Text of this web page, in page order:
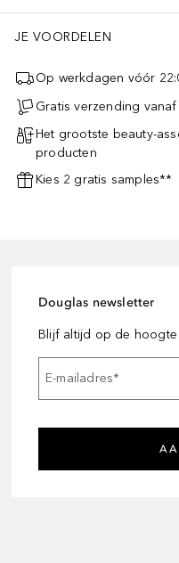
JE VOORDELEN
Op werkdagen vóór
Gratis verzending vanaf
Het grootste beauty-
producten
Kies 2 gratis samples**
Douglas newsletter
Blijf altijd op de hoogte
E-mailadres*